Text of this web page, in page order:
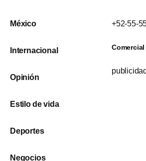
México
Internacional
Opinión
Estilo de vida
Deportes
Negocios
+52-55-
Comercial